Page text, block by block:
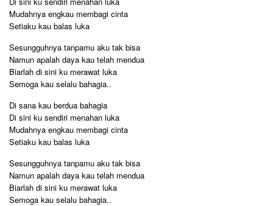
Mudahnya engkau membagi cinta
Setiaku kau balas luka
Sesungguhnya tanpamu aku tak bisa
Namun apalah daya kau telah mendua
Biarlah di sini ku merawat luka
Semoga kau selalu bahagia..
Di sana kau berdua bahagia
Di sini ku sendiri menahan luka
Mudahnya engkau membagi cinta
Setiaku kau balas luka
Sesungguhnya tanpamu aku tak bisa
Namun apalah daya kau telah mendua
Biarlah di sini ku merawat luka
Semoga kau selalu bahagia..